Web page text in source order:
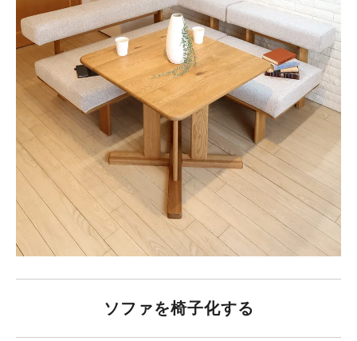
ソファを椅子化する